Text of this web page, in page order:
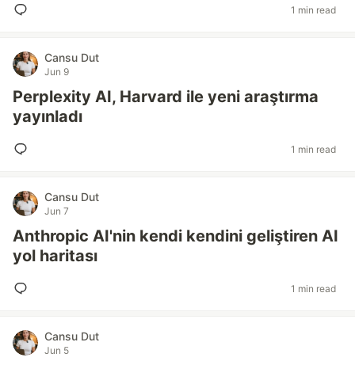
1 min read
Cansu Dut
Jun 9
Perplexity AI, Harvard ile yeni araştırma
yayınladı
1 min read
Cansu Dut
Jun 7
Anthropic AI'nin kendi kendini geliştiren AI
yol haritası
1 min read
Cansu Dut
Jun 5